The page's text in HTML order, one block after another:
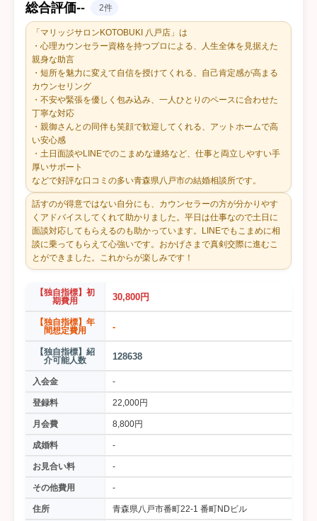
総合評価-- 2件
「マリッジサロンKOTOBUKI 八戸店」は
・心理カウンセラー資格を持つプロによる、人生全体を見据えた
親身な助言
・短所を魅力に変えて自信を授けてくれる、自己肯定感が高まる
カウンセリング
・不安や緊張を優しく包み込み、一人ひとりのペースに合わせた
丁寧な対応
・親御さんとの同伴も笑顔で歓迎してくれる、アットホームで高
い安心感
・土日面談やLINEでのこまめな連絡など、仕事と両立しやすい手
厚いサポート
などで好評な口コミの多い青森県八戸市の結婚相談所です。
話すのが得意ではない自分にも、カウンセラーの方が分かりやす
くアドバイスしてくれて助かりました。平日は仕事なので土日に
面談対応してもらえるのも助かっています。LINEでもこまめに相
談に乗ってもらえて心強いです。おかげさまで真剣交際に進むこ
とができました。これからが楽しみです！
【独自指標】初
期費用
30,800円
【独自指標】年
間想定費用
-
【独自指標】紹
介可能人数
128638
入会金 -
登録料 22,000円
月会費 8,800円
成婚料 -
お見合い料 -
その他費用 -
住所 青森県八戸市番町22-1 番町NDビル